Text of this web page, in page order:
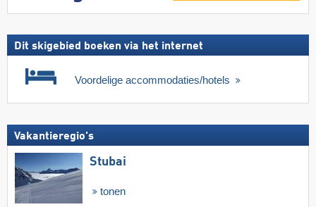
Dit skigebied boeken via het internet
Voordelige accommodaties/hotels
Vakantieregio's
Stubai
tonen